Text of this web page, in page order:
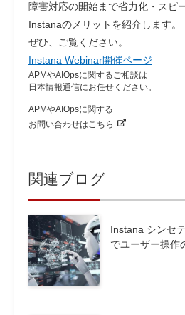
障害対応の開始まで省力化・スピ
Instanaのメリットを紹介します。
ぜひ、ご覧ください。
Instana Webinar開催ページ
APMやAIOpsに関するご相談は
日本情報通信にお任せください。
APMやAIOpsに関する
お問い合わせはこちら
関連ブログ
Instana シンセ
でユーザー操作